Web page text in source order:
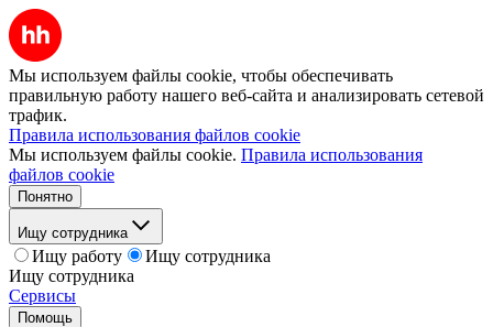
Мы используем файлы cookie, чтобы обеспечивать
правильную работу нашего веб-сайта и анализировать сетевой
трафик.
Правила использования файлов cookie
Мы используем файлы cookie. Правила использования
файлов cookie
Понятно
Ищу сотрудника
Ищу работу
Ищу сотрудника
Ищу сотрудника
Сервисы
Помощь